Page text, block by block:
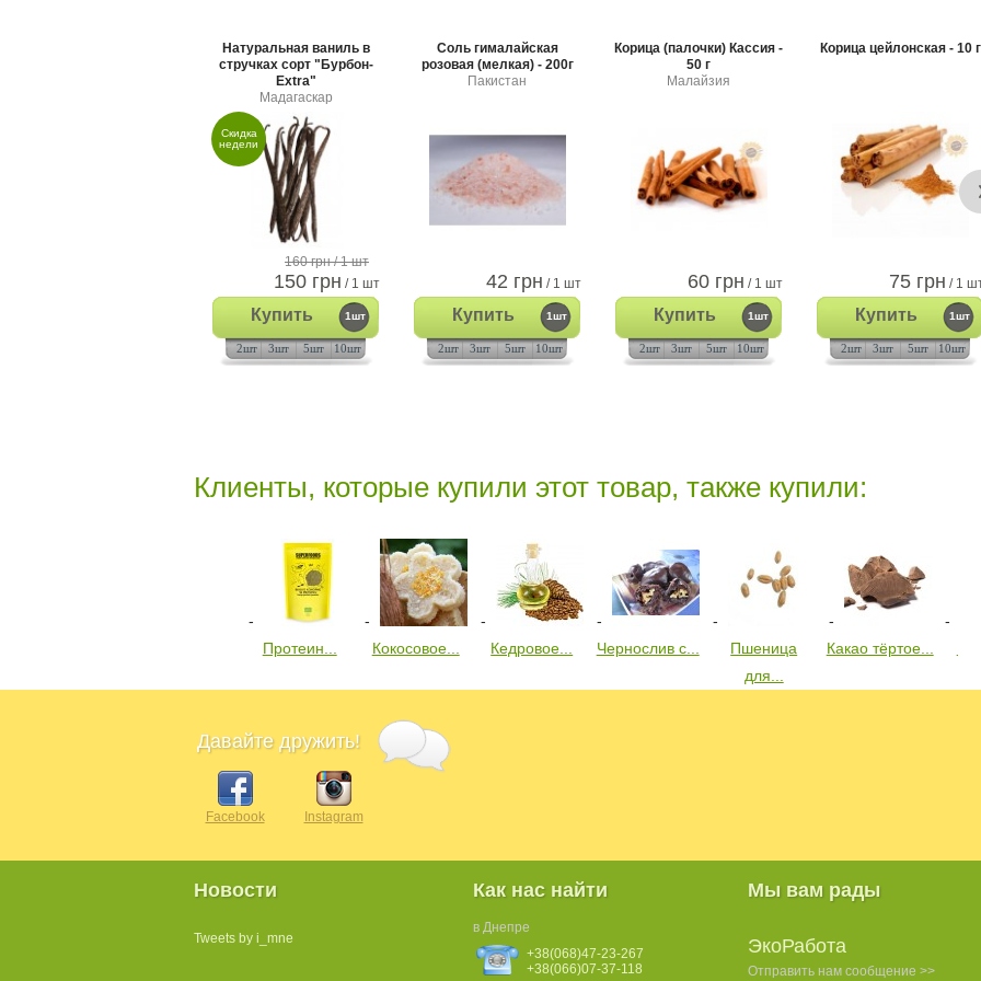
Натуральная ваниль в
стручках сорт "Бурбон-
Extra"
Мадагаскар
Скидка
недели
160 грн/ 1 шт
150 грн / 1 шт
Купить 1шт
2шт 3шт 5шт 10шт
Соль гималайская
розовая (мелкая) - 200г
Пакистан
42 грн / 1 шт
Купить 1шт
2шт 3шт 5шт 10шт
Корица (палочки) Кассия -
50 г
Малайзия
60 грн / 1 шт
Купить 1шт
2шт 3шт 5шт 10шт
Корица цейлонская - 10 г
75 грн / 1
Купить 1шт
2шт 3шт 5шт 10шт
Клиенты, которые купили этот товар, также купили:
Протеин... Кокосовое... Кедровое... Чернослив с...
Пшеница
для...
Какао тёртое...
Давайте дружить!
Facebook Instagram
Новости
Tweets by i_mne
Как нас найти
в Днепре
+38(068)47-23-267
+38(066)07-37-118
Мы вам рады
ЭкоРабота
Отправить нам сообщение >>